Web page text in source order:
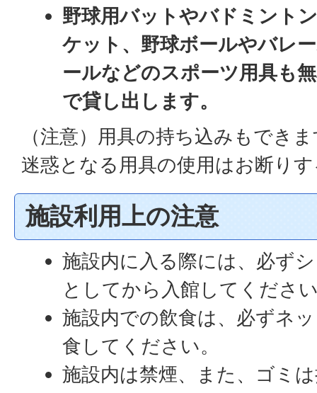
野球用バットやバドミント
ケット、野球ボールやバレ
ールなどのスポーツ用具も
で貸し出します。
（注意）用具の持ち込みもでき
迷惑となる用具の使用はお断り
施設利用上の注意
施設内に入る際には、必ず
としてから入館してくださ
施設内での飲食は、必ずネ
食してください。
施設内は禁煙、また、ゴミ